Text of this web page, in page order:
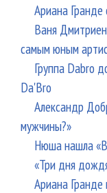
Ариана Гранде
Ваня
самым юным
Группа Dabro
Da'Bro
Александр
мужчины?»
Нюша нашла
«Три дня
Ариана Гранде